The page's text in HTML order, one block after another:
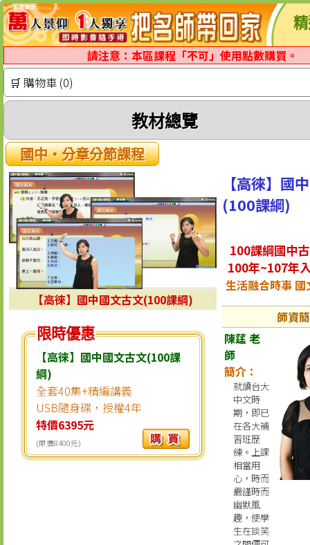
請注意：本區課程「不可」使用點數購買。
🛒 購物車 (0)
教材總覽
國中‧分章分節課程
【高徠】國中國文古文(100課綱)
限時優惠
【高徠】國中國文古文(100課
綱)
全套40集+精編講義
USB隨身碟，授權4年
特價6395元
(原價8400元)
【高徠】國
(100課綱)
100課綱國中
100年~107年
生活融合時事
師資
陳莛 老
師
簡介：
就讀台大
中文時
期，即已
在各大補
習班歷
練。上課
相當用
心，時而
嚴謹時而
幽默風
趣，使學
生在談笑